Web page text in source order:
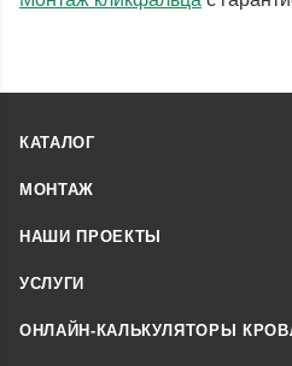
КАТАЛОГ
МОНТАЖ
НАШИ ПРОЕКТЫ
УСЛУГИ
ОНЛАЙН-КАЛЬКУЛЯТОРЫ